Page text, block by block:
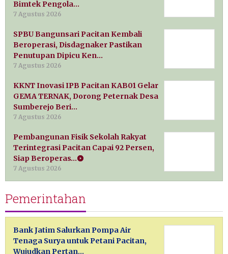
Bimtek Pengola…
7 Agustus 2026
SPBU Bangunsari Pacitan Kembali
Beroperasi, Disdagnaker Pastikan
Penutupan Dipicu Ken…
7 Agustus 2026
KKNT Inovasi IPB Pacitan KAB01 Gelar
GEMA TERNAK, Dorong Peternak Desa
Sumberejo Beri…
7 Agustus 2026
Pembangunan Fisik Sekolah Rakyat
Terintegrasi Pacitan Capai 92 Persen,
Siap Beroperas…
7 Agustus 2026
Pemerintahan
Bank Jatim Salurkan Pompa Air
Tenaga Surya untuk Petani Pacitan,
Wujudkan Pertan…